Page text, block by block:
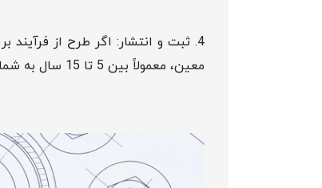
4. ثبت و انتشار: اگر طرح از
معین، معمولاً بین 5 تا 15 سال به شما تعلق می‌گیرد.